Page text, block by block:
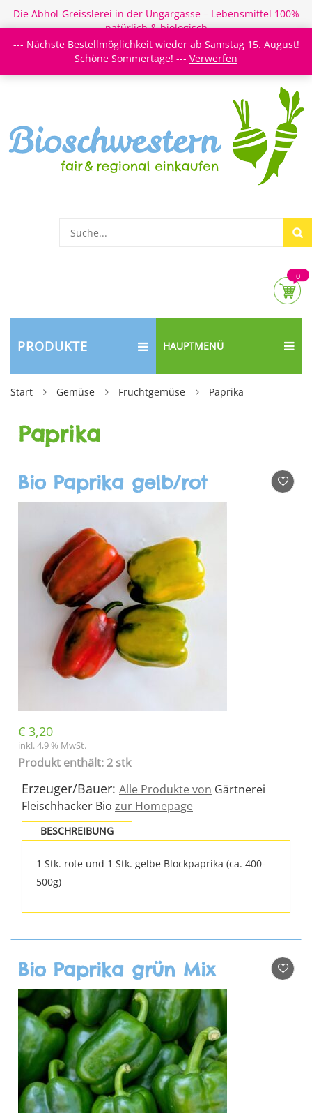
Die Abhol-Greisslerei in der Ungargasse – Lebensmittel 100%
natürlich & biologisch
Login/Register Newsletter Meine Merkzettel
0
PRODUKTE HAUPTMENÜ
Start Gemüse Fruchtgemüse Paprika
Paprika
Bio Paprika gelb/rot
€ 3,20
inkl. 4,9 % MwSt.
Produkt enthält: 2 stk
Erzeuger/Bauer: Alle Produkte von Gärtnerei
Fleischhacker Bio zur Homepage
BESCHREIBUNG
1 Stk. rote und 1 Stk. gelbe Blockpaprika (ca. 400-
500g)
Bio Paprika grün Mix
--- Nächste Bestellmöglichkeit wieder ab Samstag 15. August!
Schöne Sommertage! --- Verwerfen